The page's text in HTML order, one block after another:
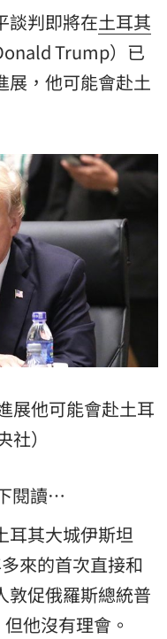
談判即將在土耳其
Trump）已
展，他可能會赴土
展他可能會赴土耳
）
閱讀…
耳其大城伊斯坦
來的首次直接和
敦促俄羅斯總統普
他沒有理會。